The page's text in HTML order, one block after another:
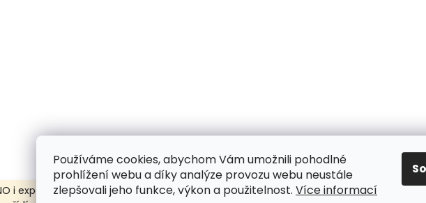
Používáme cookies, abychom Vám umožnili pohodlné
prohlížení webu a díky analýze provozu webu neustále
zlepšovali jeho funkce, výkon a použitelnost. Více informací
i expedice | 31.7.-8.8.